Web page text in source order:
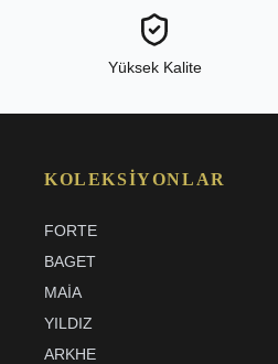
Yüksek Kalite
KOLEKSIYONLAR
FORTE
BAGET
MAIA
YILDIZ
ARKHE